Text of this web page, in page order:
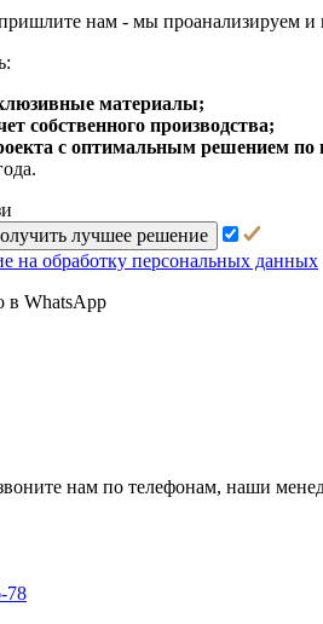
нам - мы проанализируем
материалы;
собственного производства;
с оптимальным решением по
лучшее решение
на обработку персональных данных
в WhatsApp
нам по телефонам, наши
78